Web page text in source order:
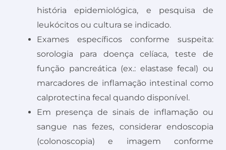
história epidemiológica, e pesquisa de
leukócitos ou cultura se indicado.
Exames específicos conforme suspeita:
sorologia para doença celíaca, teste de
função pancreática (ex.: elastase fecal) ou
marcadores de inflamação intestinal como
calprotectina fecal quando disponível.
Em presença de sinais de inflamação ou
sangue nas fezes, considerar endoscopia
(colonoscopia) e imagem conforme